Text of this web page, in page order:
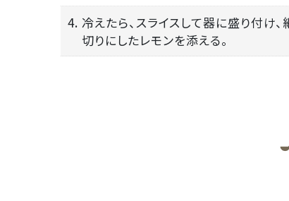
4. 冷えたら、スライスして器に盛り付け、
切りにしたレモンを添える。